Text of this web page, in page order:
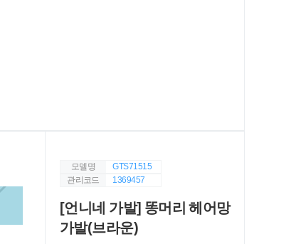
모델명
GTS71515
관리코드
1369457
[언니네 가발] 똥머리 헤어망
가발(브라운)